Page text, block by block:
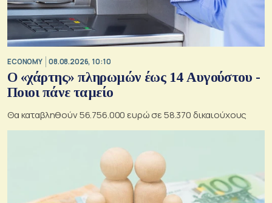
ECONOMY 08.08.2026, 10:10
Ο «χάρτης» πληρωμών έως 14 Αυγούστου -
Ποιοι πάνε ταμείο
Θα καταβληθούν 56.756.000 ευρώ σε 58.370 δικαιούχους